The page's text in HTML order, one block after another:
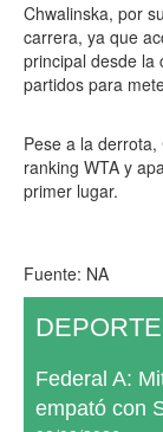
Chwalinska, por
carrera, ya que
principal desde la
partidos para
Pese a la
ranking WTA y
primer lugar.
Fuente: NA
Federal A:
empató con